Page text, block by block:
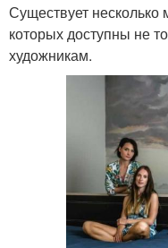
Существует несколько
которых доступны не
художникам.